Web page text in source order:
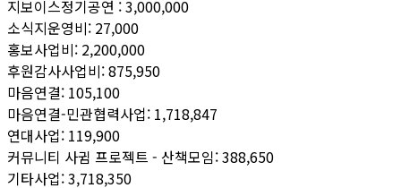
지보이스정기공연 : 3,000,000
소식지운영비: 27,000
홍보사업비: 2,200,000
후원감사사업비: 875,950
마음연결: 105,100
마음연결-민관협력사업: 1,718,847
연대사업: 119,900
커뮤니티 사귐 프로젝트 - 산책모임: 388,650
기타사업: 3,718,350